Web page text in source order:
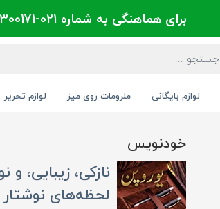
برای هماهنگی به شماره 021-88300171 یا 09124202725 تماس بگیرید سپاس
لوازم بایگانی ملزومات روی میز لوازم تحریر
خودنویس
نازکی، زیبایی،
لحظه‌های نوشتار